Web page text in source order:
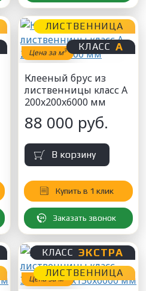
Цена за м3
ЛИСТВЕННИЦА
КЛАСС А
Клееный брус из
лиственницы класс А
200x200x6000 мм
88 000 руб.
В корзину
Купить в 1 клик
Заказать звонок
Цена за м3
КЛАСС ЭКСТРА
ЛИСТВЕННИЦА